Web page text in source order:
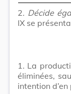
2. Décide
IX se
1. La
éliminées,
intention